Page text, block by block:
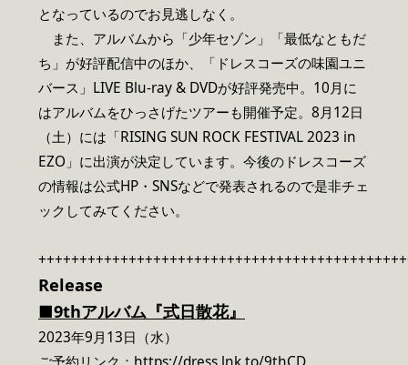
となっているのでお見逃しなく。
また、アルバムから「少年セゾン」「最低なともだ
ち」が好評配信中のほか、「ドレスコーズの味園ユニ
バース」LIVE Blu-ray & DVDが好評発売中。10月に
はアルバムをひっさげたツアーも開催予定。8月12日
（土）には「RISING SUN ROCK FESTIVAL 2023 in
EZO」に出演が決定しています。今後のドレスコーズ
の情報は公式HP・SNSなどで発表されるので是非チェ
ックしてみてください。
Release
■9thアルバム『式日散花』
2023年9月13日（水）